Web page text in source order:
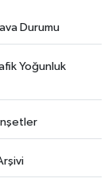
Durumu
Yoğunluk